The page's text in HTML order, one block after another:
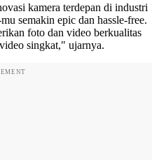
kamera terdepan di industri
semakin epic dan hassle-free.
foto dan video berkualitas
singkat," ujarnya.